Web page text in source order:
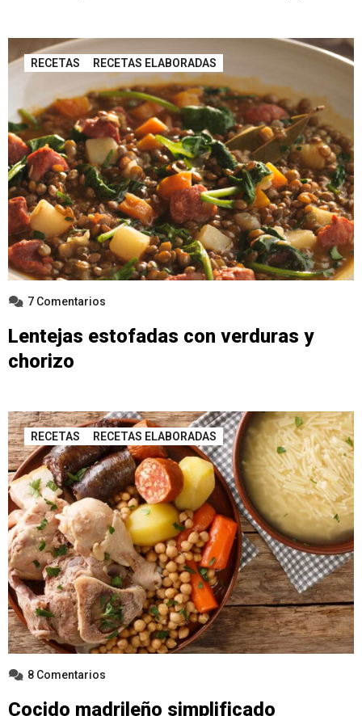
RECETAS RECETAS ELABORADAS
7 Comentarios
Lentejas estofadas con verduras y
chorizo
RECETAS RECETAS ELABORADAS
8 Comentarios
Cocido madrileño simplificado